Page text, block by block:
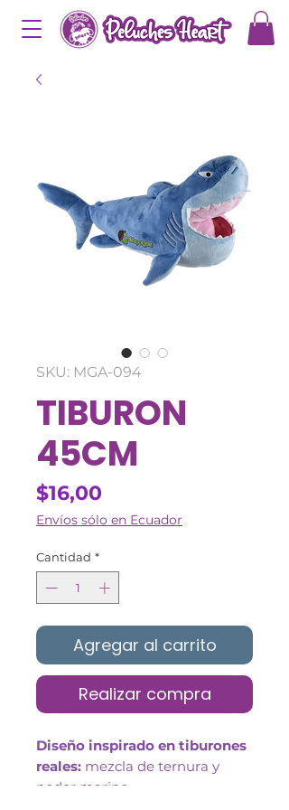
SKU: MGA-094
TIBURON
45CM
$16,00
Envíos sólo en Ecuador
Cantidad *
Agregar al carrito
Realizar compra
Diseño inspirado en tiburones
reales: mezcla de ternura y
poder marino.